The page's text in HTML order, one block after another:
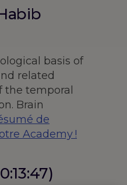
basis of
related
the temporal
Brain
de
Academy !